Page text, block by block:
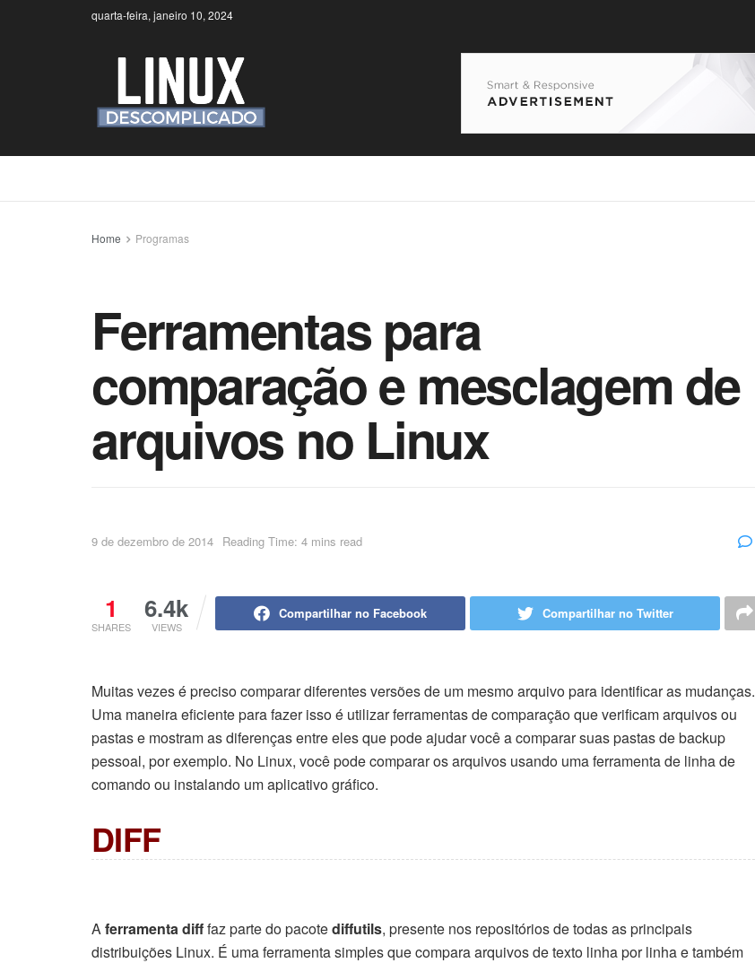
quarta-feira, janeiro 10, 2024
Home Programas
Ferramentas para
comparação e mesclagem de
arquivos no Linux
9 de dezembro de 2014 Reading Time: 4 mins read
1
SHARES
6.4k
VIEWS
Compartilhar no Facebook Compartilhar no Twitter
Muitas vezes é preciso comparar diferentes versões de um mesmo arquivo para identificar as mudanças.
Uma maneira eficiente para fazer isso é utilizar ferramentas de comparação que verificam arquivos ou
pastas e mostram as diferenças entre eles que pode ajudar você a comparar suas pastas de backup
pessoal, por exemplo. No Linux, você pode comparar os arquivos usando uma ferramenta de linha de
comando ou instalando um aplicativo gráfico.
DIFF
A ferramenta difffaz parte do pacotediffutils, presente nos repositórios de todas as principais
distribuições Linux. É uma ferramenta simples que compara arquivos de texto linha por linha e também